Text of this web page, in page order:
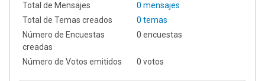
Total de Mensajes
0 mensajes
Total de Temas creados
0 temas
Número de Encuestas
creadas
0 encuestas
Número de Votos emitidos 0 votos